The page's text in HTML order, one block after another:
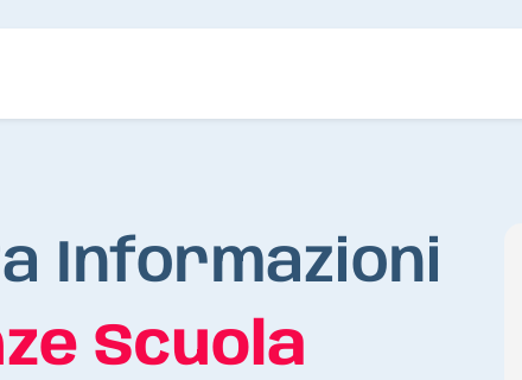
Informazioni
Scuola